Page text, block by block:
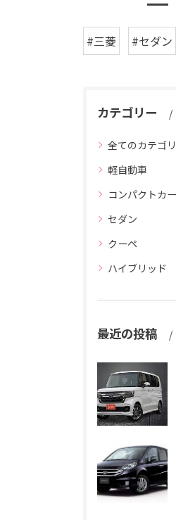
#三菱 #セダン
カテゴリー
全てのカテゴ
軽自動車
コンパクトカー
セダン
クーペ
ハイブリッド
最近の投稿